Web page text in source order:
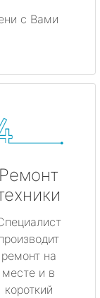
с Вами
Ремонт
ремонт на
месте и в
короткий